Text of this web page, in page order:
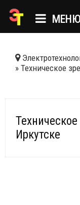
МЕНЮ
КАТАЛОГ
НОВОСТИ
» Техническое
Иркутске